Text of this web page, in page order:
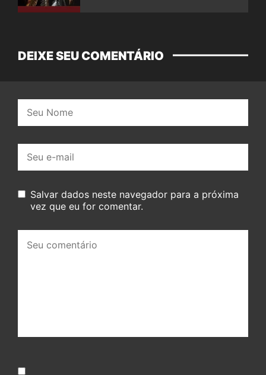
DEIXE SEU COMENTÁRIO
mail:
Salvar dados neste navegador para a próxima
vez que eu for comentar.
comentário: